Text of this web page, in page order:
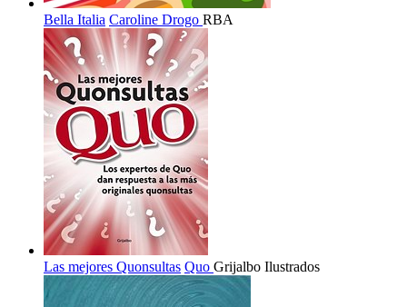
Bella Italia Caroline Drogo RBA
Las mejores Quonsultas Quo Grijalbo Ilustrados